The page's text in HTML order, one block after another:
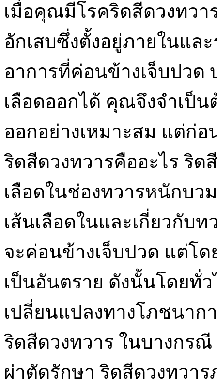
เมื่อคุณมีโรคริดสีดวงทว
อักเสบซึ่งตั้งอยู่ภายในแล
อาการที่ค่อนข้างเจ็บปวด
เลือดออกได้ คุณจึงจำเป็
ออกอย่างเหมาะสม แต่ก่
ริดสีดวงทวารคืออะไร ริ
เลือดในช่องทวารหนักบว
เส้นเลือดในและเกี่ยวกับ
จะค่อนข้างเจ็บปวด แต่โ
เป็นอันตราย ดังนั้นโดยทั่
เปลี่ยนแปลงทางโภชนาก
ริดสีดวงทวาร ในบางกร
ผ่าตัดรักษา ริดสีดวงทวา